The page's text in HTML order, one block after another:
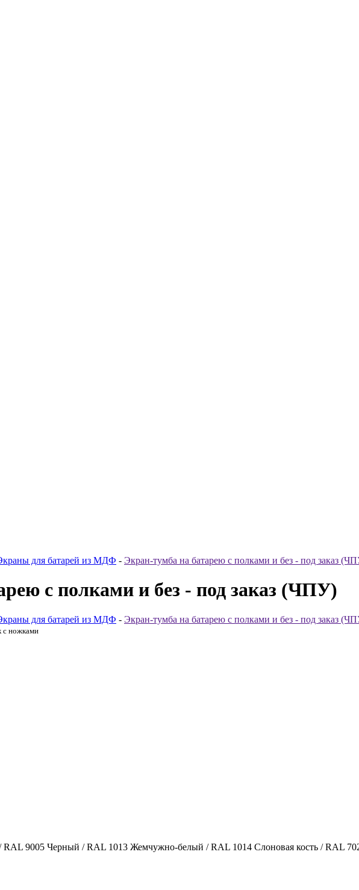
для батарей из МДФ - Экран-тумба на батарею с полками и без - под заказ
с полками и без - под заказ (ЧПУ)
для батарей из МДФ - Экран-тумба на батарею с полками и без - под заказ
с ножками
9005 Черный / RAL 1013 Жемчужно-белый / RAL 1014 Слоновая кость / RAL